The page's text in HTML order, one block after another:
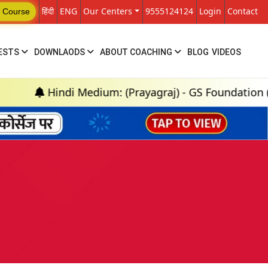
Course हिंदी ENG Our Centers 9555124124 Login Contact
DOWNLAODS ABOUT COACHING BLOG VIDEOS
Medium: (Prayagraj) - GS Foundation (P+M) : 18th